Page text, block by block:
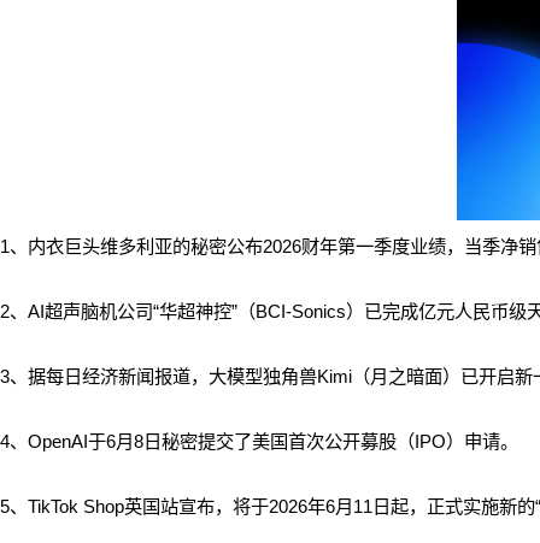
1、内衣巨头维多利亚的秘密公布2026财年第一季度业绩，当季净
2、AI超声脑机公司“华超神控”（BCI-Sonics）已完成亿元人民币级
3、据每日经济新闻报道，大模型独角兽Kimi（月之暗面）已开启
4、OpenAI于6月8日秘密提交了美国首次公开募股（IPO）申请。
5、TikTok Shop英国站宣布，将于2026年6月11日起，正式实施新